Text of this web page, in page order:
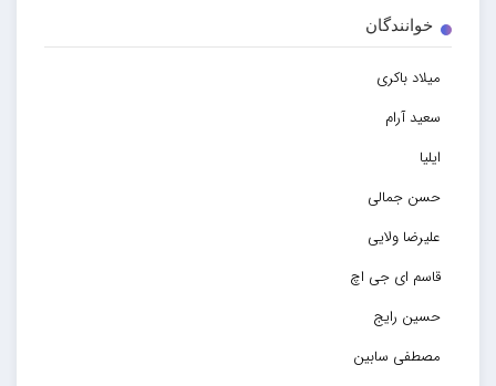
خوانندگان
میلاد باکری
سعید آرام
ایلیا
حسن جمالی
علیرضا ولایی
قاسم ای جی اچ
حسین رایج
مصطفی سابین